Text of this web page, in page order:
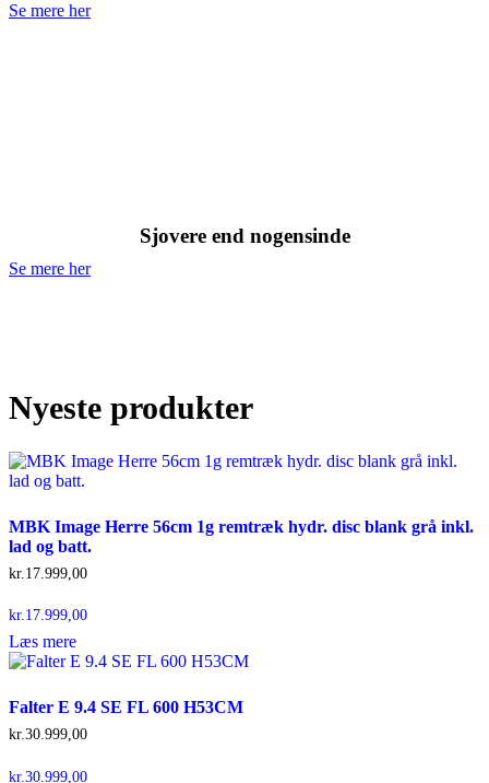
Se mere her
Sjovere end nogensinde
Se mere her
Nyeste produkter
MBK Image Herre 56cm 1g remtræk hydr. disc blank grå inkl.
lad og batt.
kr. 17.999,00
kr.17.999,00
Læs mere
Falter E 9.4 SE FL 600 H53CM
kr.30.999,00
kr.30.999,00